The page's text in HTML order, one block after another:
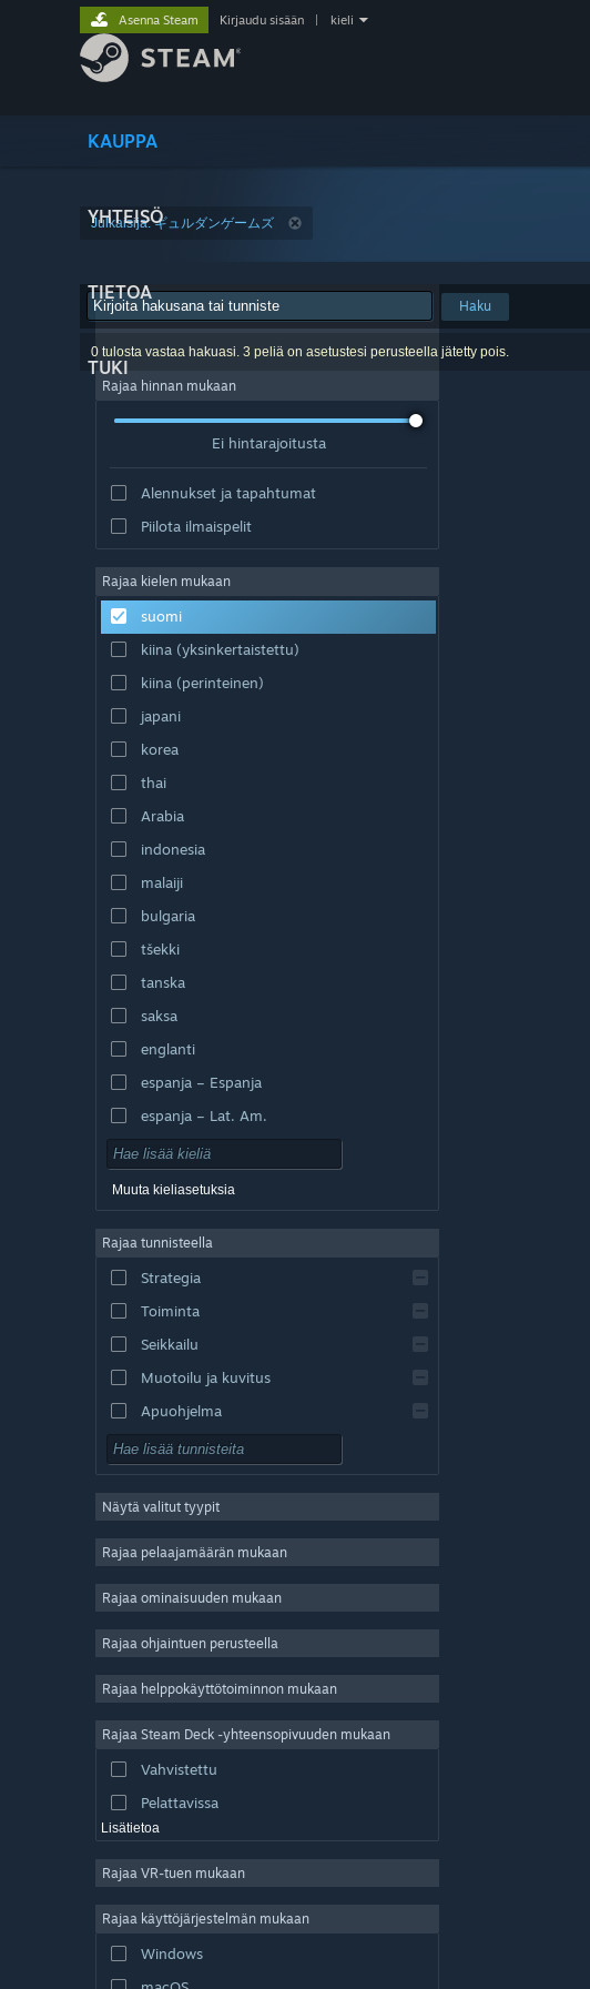
KAUPPA
YHTEISÖ
TIETOA
TUKI
Asenna Steam Kirjaudu sisään kieli
Julkaisija: ギュルダンゲームズ
Haku
0 tulosta vastaa hakuasi. 3 peliä on asetustesi perusteella jätetty pois.
Rajaa hinnan mukaan
Ei hintarajoitusta
Alennukset ja tapahtumat
Piilota ilmaispelit
Rajaa kielen mukaan
suomi
kiina (yksinkertaistettu)
kiina (perinteinen)
japani
korea
thai
Arabia
indonesia
malaiji
bulgaria
tšekki
tanska
saksa
englanti
espanja – Espanja
espanja – Lat. Am.
Muuta kieliasetuksia
Rajaa tunnisteella
Strategia
Toiminta
Seikkailu
Muotoilu ja kuvitus
Apuohjelma
Pelaa ilmaiseksi
Massiivinen moninpeli
Indie
Simulaatio
Videotuotanto
Kuvankäsittely
Näytä valitut tyypit
Rajaa pelaajamäärän mukaan
Rajaa ominaisuuden mukaan
Rajaa ohjaintuen perusteella
Rajaa helppokäyttötoiminnon mukaan
Rajaa Steam Deck -yhteensopivuuden mukaan
Vahvistettu
Pelattavissa
Lisätietoa
Rajaa VR-tuen mukaan
Rajaa käyttöjärjestelmän mukaan
Windows